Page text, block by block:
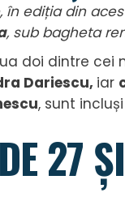
în ediția din
, sub bagheta
doi dintre
Dariescu, iar
, sunt
27